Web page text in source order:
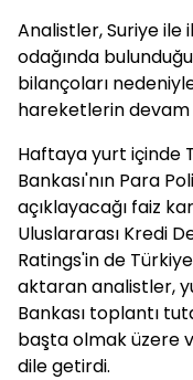
Analistler, Suriye ile
odağında
bilançoları
hareketlerin
Haftaya yurt içinde
Bankası'nın Para
açıklayacağı faiz
Uluslararası Kredi
Ratings'in de
aktaran analistler,
Bankası toplantı
başta olmak üzere
dile getirdi.